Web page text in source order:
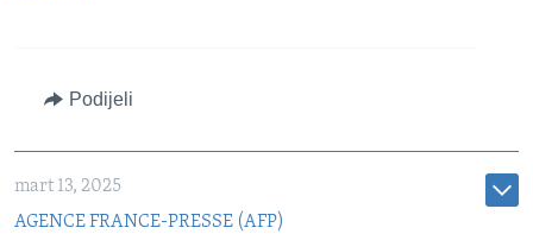
Podijeli
mart 13, 2025
AGENCE FRANCE-PRESSE (AFP)